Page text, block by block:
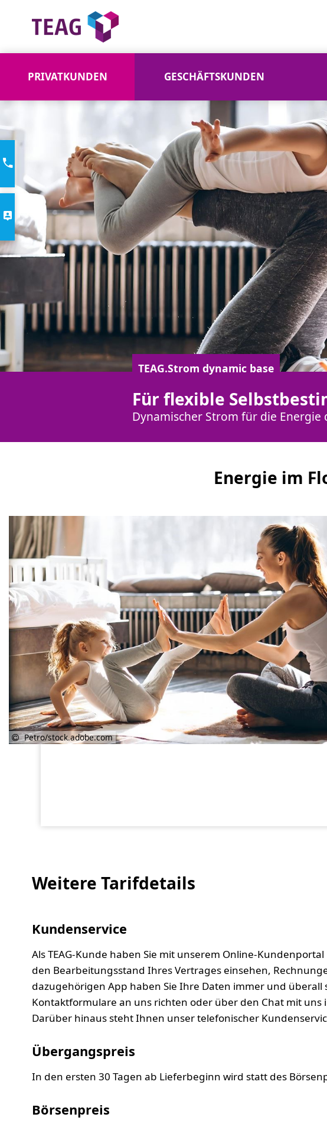
PRIVATKUNDEN GESCHÄFTSKUNDEN
TEAG.Strom dynamic base
Für flexible
Dynamischer Strom für die Energie
Energie im
Petro/stock.adobe.com
Weitere Tarifdetails
Kundenservice
Als TEAG-Kunde haben Sie mit unserem Online-
den Bearbeitungsstand Ihres Vertrages einsehen,
dazugehörigen App haben Sie Ihre Daten immer und
Kontaktformulare an uns richten oder über den Chat mit
Darüber hinaus steht Ihnen unser telefonischer
Übergangspreis
In den ersten 30 Tagen ab Lieferbeginn wird statt des
Börsenpreis